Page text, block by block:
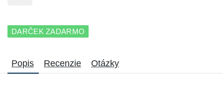
DARČEK ZADARMO
Popis Recenzie Otázky